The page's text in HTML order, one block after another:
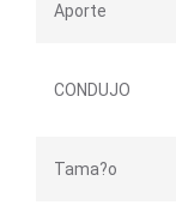
Aporte
CONDUJO
Tama?o